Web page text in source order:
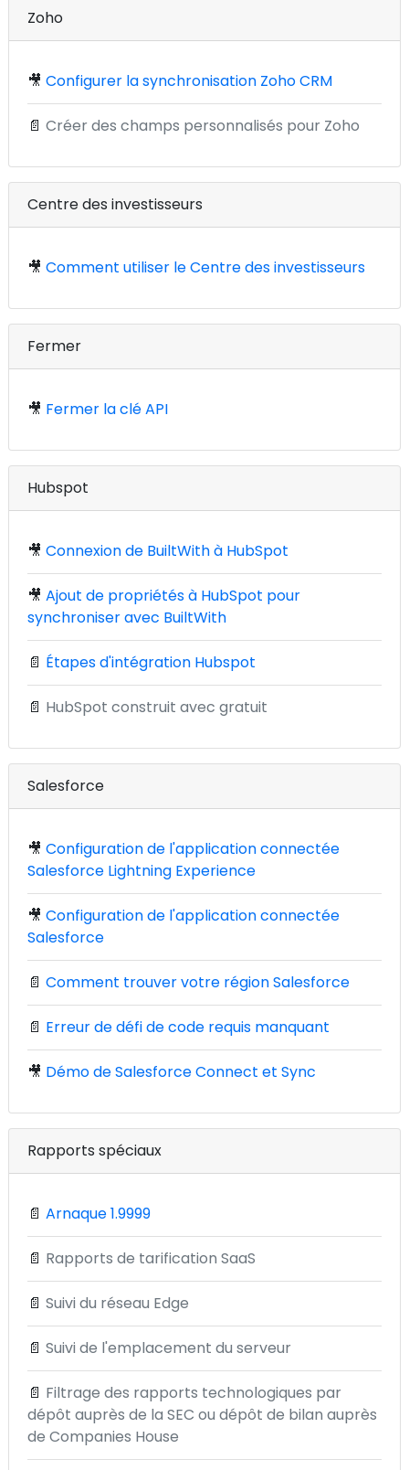
Zoho
🎥 Configurer la synchronisation Zoho CRM
📄 Créer des champs personnalisés pour Zoho
Centre des investisseurs
🎥 Comment utiliser le Centre des investisseurs
Fermer
🎥 Fermer la clé API
Hubspot
🎥 Connexion de BuiltWith à HubSpot
🎥 Ajout de propriétés à HubSpot pour
synchroniser avec BuiltWith
📄 Étapes d'intégration Hubspot
📄 HubSpot construit avec gratuit
Salesforce
🎥 Configuration de l'application connectée
Salesforce Lightning Experience
🎥 Configuration de l'application connectée
Salesforce
📄 Comment trouver votre région Salesforce
📄 Erreur de défi de code requis manquant
🎥 Démo de Salesforce Connect et Sync
Rapports spéciaux
📄 Arnaque 1.9999
📄 Rapports de tarification SaaS
📄 Suivi du réseau Edge
📄 Suivi de l'emplacement du serveur
📄 Filtrage des rapports technologiques par
dépôt auprès de la SEC ou dépôt de bilan auprès
de Companies House